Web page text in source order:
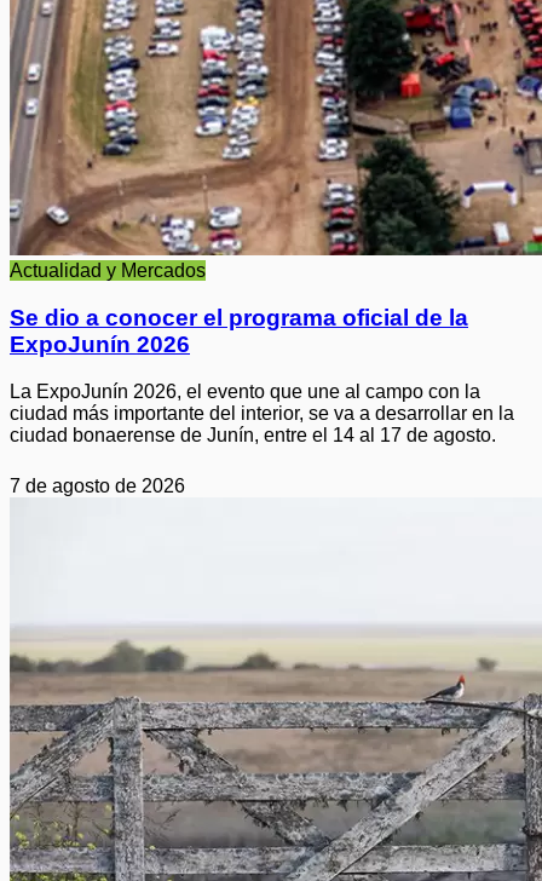
Actualidad y Mercados
Se dio a conocer el programa oficial de la
ExpoJunín 2026
La ExpoJunín 2026, el evento que une al campo con la
ciudad más importante del interior, se va a desarrollar en la
ciudad bonaerense de Junín, entre el 14 al 17 de agosto.
7 de agosto de 2026